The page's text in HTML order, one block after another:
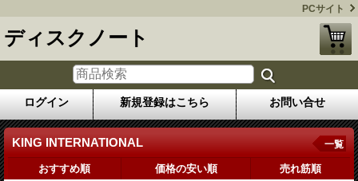
PCサイト
ディスクノート
ログイン 新規登録はこちら お問い合せ
KING INTERNATIONAL 一覧
おすすめ順 価格の安い順 売れ筋順